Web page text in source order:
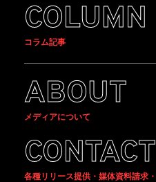
COLUMN
コラム記事
ABOUT
メディアについて
CONTACT
各種リリース提供・媒体資料請求